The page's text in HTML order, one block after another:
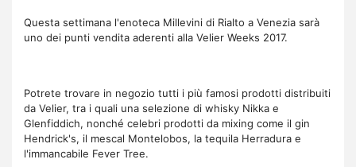
Questa settimana l'enoteca Millevini di Rialto a Venezia sarà
uno dei punti vendita aderenti alla Velier Weeks 2017.
Potrete trovare in negozio tutti i più famosi prodotti distribuiti
da Velier, tra i quali una selezione di whisky Nikka e
Glenfiddich, nonché celebri prodotti da mixing come il gin
Hendrick's, il mescal Montelobos, la tequila Herradura e
l'immancabile Fever Tree.